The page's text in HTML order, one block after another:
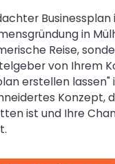
in
Reise,
von Ihrem
erstellen
Konzept,
ist und Ihre